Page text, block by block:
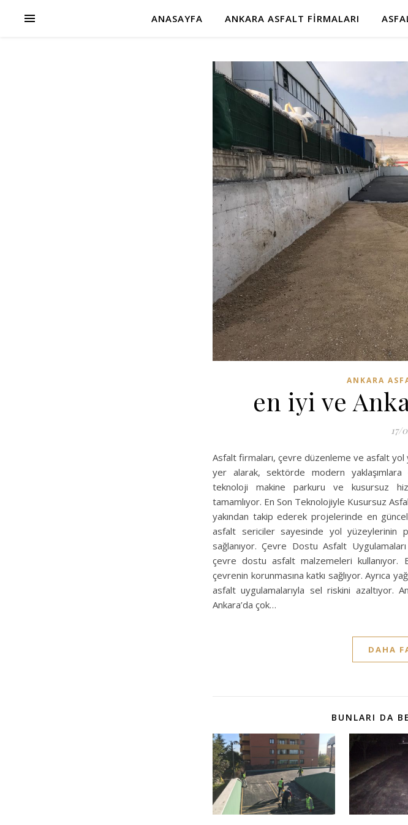
ANASAYFA ANKARA ASFALT FIRMALARI
ANKARA
en iyi ve
17/
Asfalt firmaları, çevre düzenleme ve asfalt yol
yer alarak, sektörde modern
teknoloji makine parkuru ve kusursuz
tamamlıyor. En Son Teknolojiyle Kusursuz
yakından takip ederek projelerinde en
asfalt sericiler sayesinde yol yüzeylerinin
sağlanıyor. Çevre Dostu Asfalt
çevre dostu asfalt malzemeleri kullanıyor.
çevrenin korunmasına katkı sağlıyor. Ayrıca
asfalt uygulamalarıyla sel riskini azaltıyor.
Ankara’da çok…
DAHA
BUNLARI DA